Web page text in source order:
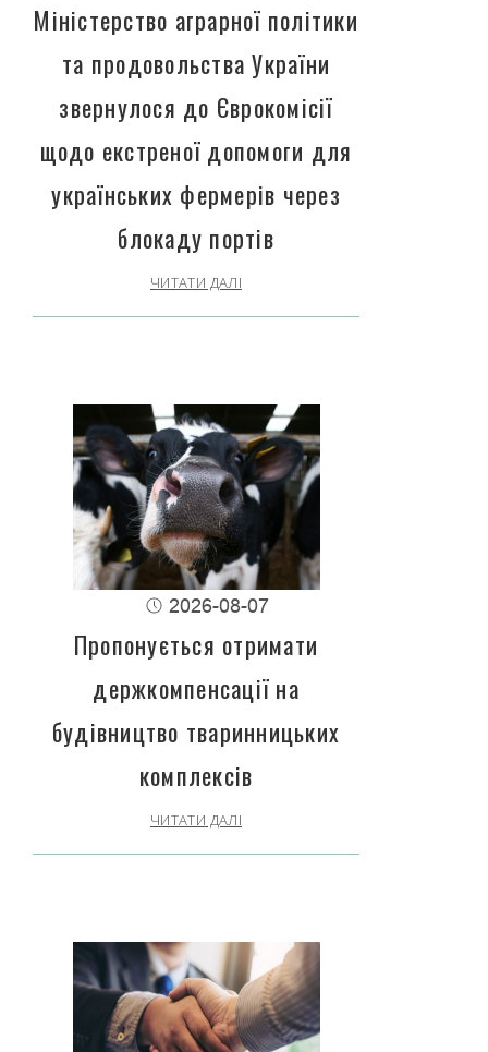
Міністерство аграрної політики
та продовольства України
звернулося до Єврокомісії
щодо екстреної допомоги для
українських фермерів через
блокаду портів
ЧИТАТИ ДАЛІ
2026-08-07
Пропонується отримати
держкомпенсації на
будівництво тваринницьких
комплексів
ЧИТАТИ ДАЛІ